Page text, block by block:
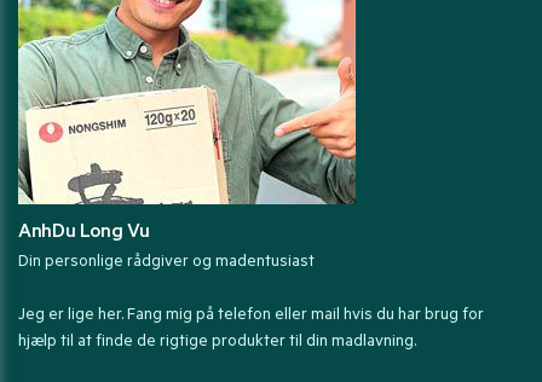
AnhDu Long Vu
Din personlige rådgiver og madentusiast
Jeg er lige her. Fang mig på telefon eller mail hvis du har brug for
hjælp til at finde de rigtige produkter til din madlavning.